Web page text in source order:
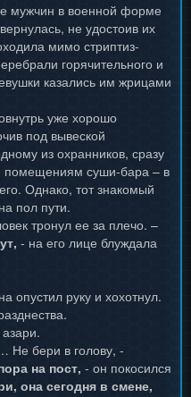
мужчин в военной форме
не удостоив их
мимо стриптиз-
горячительного и
казались им жрицами
уже хорошо
под вывеской
из охранников, сразу
помещениям суши-бара – в
Однако, тот знакомый
пол пути.
тронул ее за плечо. –
- на его лице блуждала
опустил руку и хохотнул.
Не бери в голову, -
на пост, - он покосился
она сегодня в смене,